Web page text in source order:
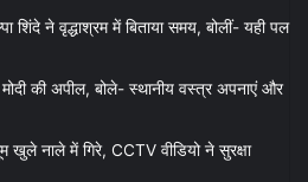
शिंदे ने वृद्धाश्रम में बिताया समय, बोलीं- यही पल
मोदी की अपील, बोले- स्थानीय वस्त्र अपनाएं और
खुले नाले में गिरे, CCTV वीडियो ने सुरक्षा